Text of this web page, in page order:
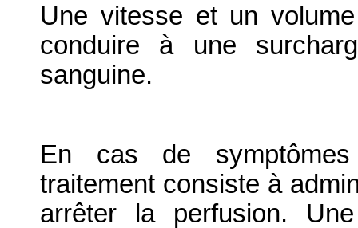
Une vitesse et un
conduire à une
sanguine.
En cas de
traitement consiste à
arrêter la perfusion.